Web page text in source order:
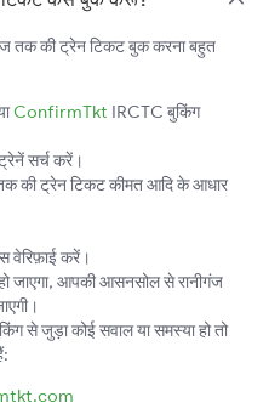
की ट्रेन टिकट बुक करना बहुत
ConfirmTkt IRCTC बुकिंग
सर्च करें।
की ट्रेन टिकट कीमत आदि के आधार
वेरिफ़ाई करें।
जाएगा, आपकी आसनसोल से रानीगंज
से जुड़ा कोई सवाल या समस्या हो तो